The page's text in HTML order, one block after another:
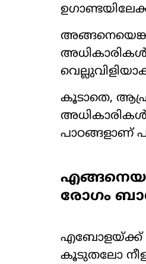
കൂടാതെ,
പാഠങ്ങളാണ്
രോഗം
എബോളയ്ക്ക്
കൂടുതലോ